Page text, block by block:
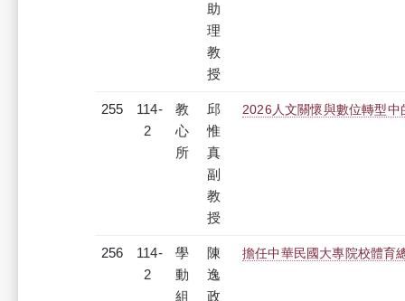
助
理
教
授
255
114-
2
教
心
所
邱
惟
真
副
教
授
2026人文關懷與數位轉型
256
114-
2
學
動
組
陳
逸
政
擔任中華民國大專院校體育